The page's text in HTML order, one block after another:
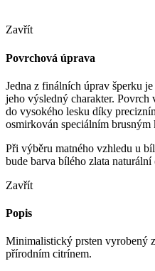
Zavřít
Povrchová úprava
Jedna z finálních úprav šperku
jeho výsledný charakter. Povrch
do vysokého lesku díky
osmirkován speciálním
Při výběru matného vzhledu u
bude barva bílého zlata naturální
Zavřít
Popis
Minimalistický prsten vyrobený
přírodním citrínem.